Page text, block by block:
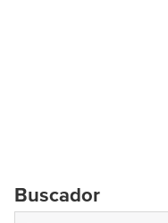
Buscador